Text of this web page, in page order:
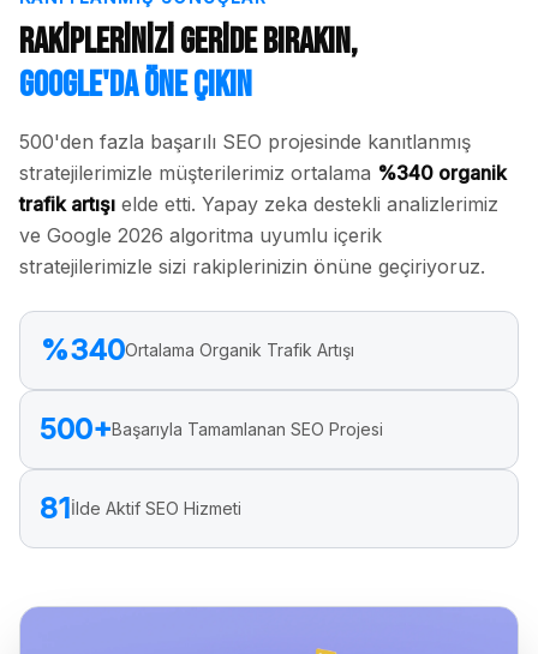
Rakiplerinizi Geride Bırakın,
Google'da Öne Çıkın
500'den fazla başarılı SEO projesinde kanıtlanmış
stratejilerimizle müşterilerimiz ortalama %340 organik
trafik artışı elde etti. Yapay zeka destekli analizlerimiz
ve Google 2026 algoritma uyumlu içerik
stratejilerimizle sizi rakiplerinizin önüne geçiriyoruz.
%340Ortalama Organik Trafik Artışı
500+Başarıyla Tamamlanan SEO Projesi
81İlde Aktif SEO Hizmeti